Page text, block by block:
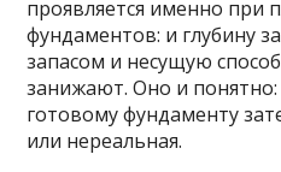
проявляется именно при
фундаментов: и глубину
запасом и несущую
занижают. Оно и
готовому фундаменту
или нереальная.